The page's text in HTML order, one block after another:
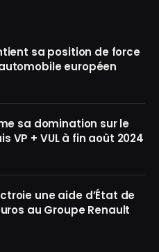
sa position de force
européen
sa domination sur le
VP + VUL à fin août 2024
une aide d’État de
au Groupe Renault